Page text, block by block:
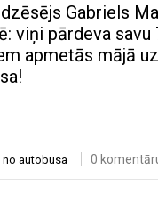
Gabriels
viņi pārdeva
apmetās mājā
no autobusa 0